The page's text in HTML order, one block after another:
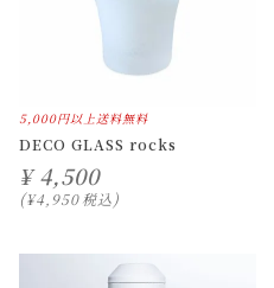
5,000円以上送料無料
DECO GLASS rocks
¥ 4,500
¥4,950税込